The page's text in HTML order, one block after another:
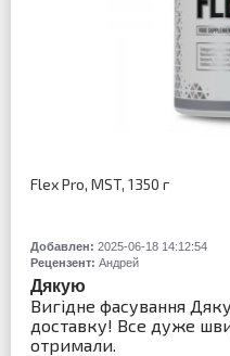
Flex Pro, MST, 1350 г
Добавлен: 2025-06-18 14:12:54
Рецензент: Андрей
Дякую
Вигідне фасування
доставку! Все дуже
отримали.